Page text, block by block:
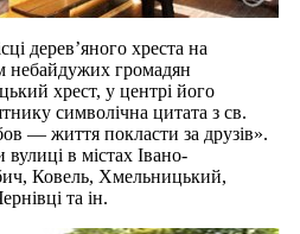
дерев’яного хреста на
небайдужих громадян
хрест, у центрі його
символічна цитата з св.
— життя покласти за друзів».
в містах Івано-
Ковель, Хмельницький,
та ін.